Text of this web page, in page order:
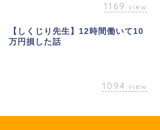
1169 view
【しくじり先生】12時間働いて10
万円損した話
1094 view